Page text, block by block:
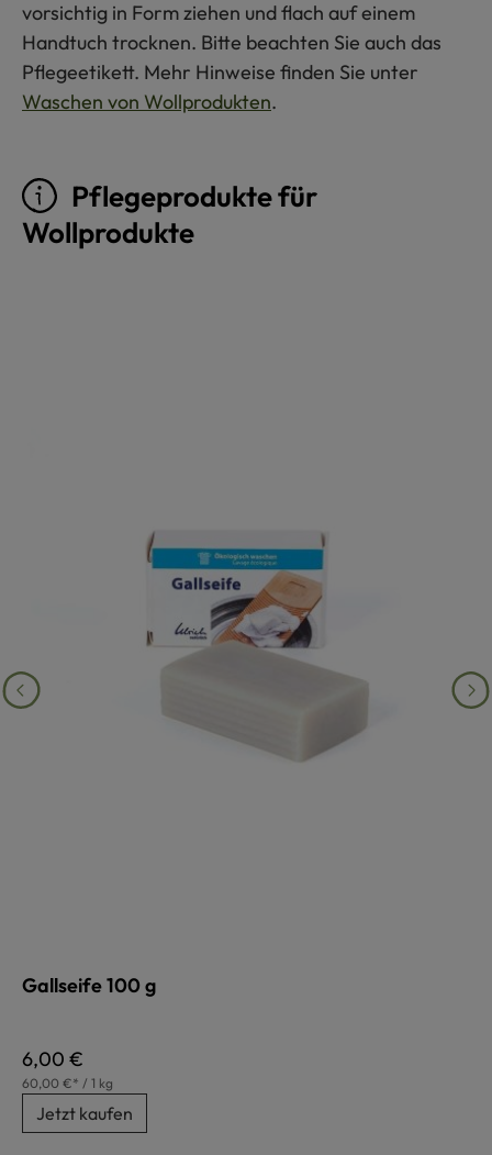
vorsichtig in Form ziehen und flach auf einem
Handtuch trocknen. Bitte beachten Sie auch das
Pflegeetikett. Mehr Hinweise finden Sie unter
Waschen von Wollprodukten.
Pflegeprodukte für
Wollprodukte
Gallseife 100 g
Regulärer Preis:
6,00 €
60,00 €* / 1 kg
Jetzt kaufen